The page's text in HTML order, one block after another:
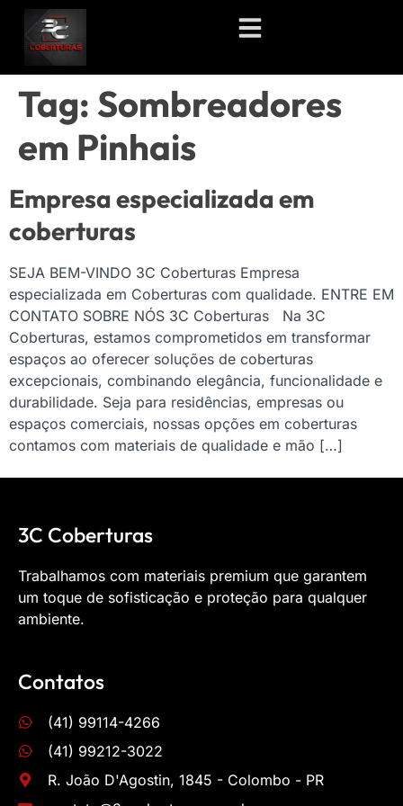
Tag: Sombreadores
em Pinhais
Empresa especializada em
coberturas
SEJA BEM-VINDO 3C Coberturas Empresa
especializada em Coberturas com qualidade. ENTRE EM
CONTATO SOBRE NÓS 3C Coberturas Na 3C
Coberturas, estamos comprometidos em transformar
espaços ao oferecer soluções de coberturas
excepcionais, combinando elegância, funcionalidade e
durabilidade. Seja para residências, empresas ou
espaços comerciais, nossas opções em coberturas
contamos com materiais de qualidade e mão […]
3C Coberturas
Trabalhamos com materiais premium que garantem
um toque de sofisticação e proteção para qualquer
ambiente.
Contatos
(41) 99114-4266
(41) 99212-3022
R. João D'Agostin, 1845 - Colombo - PR